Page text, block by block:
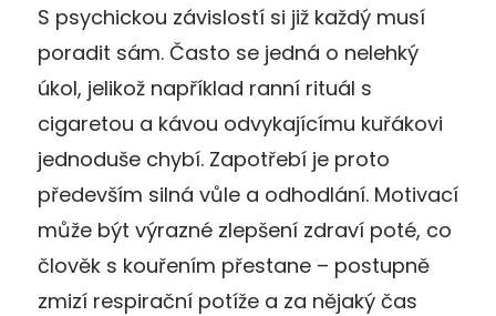
S psychickou závislostí si již každý musí
poradit sám. Často se jedná o nelehký
úkol, jelikož například ranní rituál s
cigaretou a kávou odvykajícímu kuřákovi
jednoduše chybí. Zapotřebí je proto
především silná vůle a odhodlání. Motivací
může být výrazné zlepšení zdraví poté, co
člověk s kouřením přestane – postupně
zmizí respirační potíže a za nějaký čas